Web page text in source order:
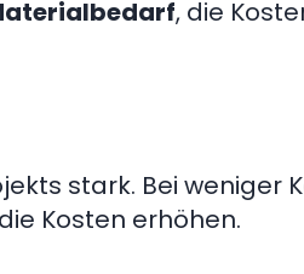
, die
stark. Bei weniger
Kosten erhöhen.